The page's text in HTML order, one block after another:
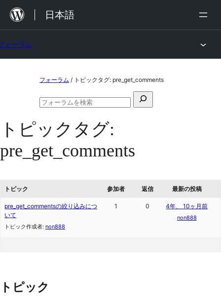
日本語
ォーラム
ン
ツ
へ
ッ
プ
フォーラム / トピックタグ: pre_get_comments
検
対
フ
トピックタグ:
pre_get_comments
トピック 参加者 返信 最新の投稿
pre_get_commentsの絞り込みにつ
いて
トピック作成者: non888
1 0 4年、 10ヶ月前
non888
トピック